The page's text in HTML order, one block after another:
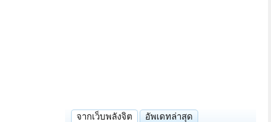
จากเว็บพลังจิต อัพเดทล่าสุด